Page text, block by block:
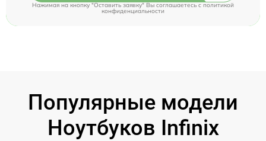
Нажимая на кнопку "Оставить заявку" Вы соглашаетесь cполитикой
конфиденциальности
Популярные модели
Ноутбуков Infinix